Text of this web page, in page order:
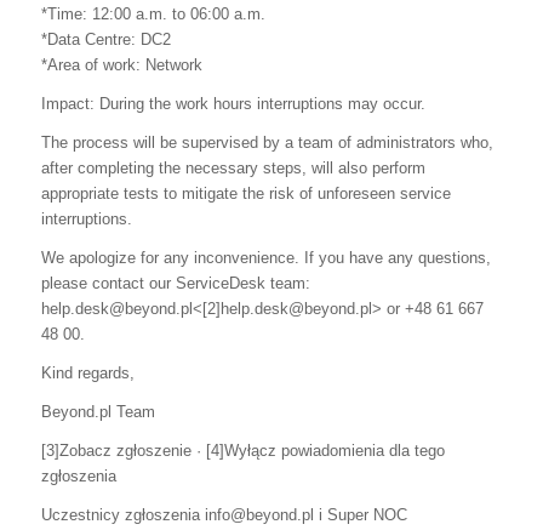
*Time: 12:00 a.m. to 06:00 a.m.
*Data Centre: DC2
*Area of work: Network
Impact: During the work hours interruptions may occur.
The process will be supervised by a team of administrators who,
after completing the necessary steps, will also perform
appropriate tests to mitigate the risk of unforeseen service
interruptions.
We apologize for any inconvenience. If you have any questions,
please contact our ServiceDesk team:
help.desk@beyond.pl<[2]help.desk@beyond.pl> or +48 61 667
48 00.
Kind regards,
Beyond.pl Team
[3]Zobacz zgłoszenie · [4]Wyłącz powiadomienia dla tego
zgłoszenia
Uczestnicy zgłoszenia info@beyond.pl i Super NOC